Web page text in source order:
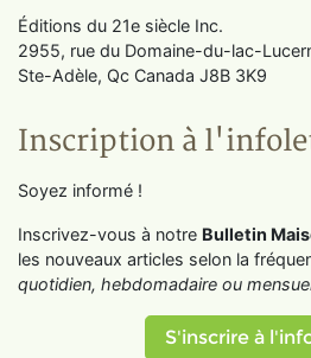
Éditions du 21e siècle Inc.
2955, rue du Domaine-du-lac-
Ste-Adèle, Qc Canada J8B 3K9
Inscription à
Soyez informé !
Inscrivez-vous à notre Bulletin
les nouveaux articles selon la
quotidien, hebdomadaire ou
S'inscrire à